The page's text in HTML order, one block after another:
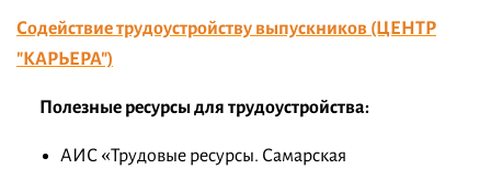
Содействие трудоустройству выпускников (ЦЕНТР
"КАРЬЕРА")
Полезные ресурсы для трудоустройства:
АИС «Трудовые ресурсы. Самарская